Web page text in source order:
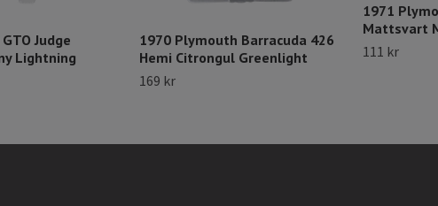
Judge
Lightning
1970 Plymouth Barracuda 426
Hemi Citrongul Greenlight
169 kr
1971
Mattsvart
111 kr